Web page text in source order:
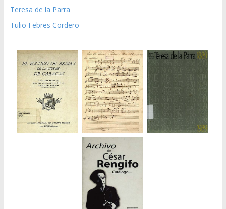
Teresa de la Parra
Tulio Febres Cordero